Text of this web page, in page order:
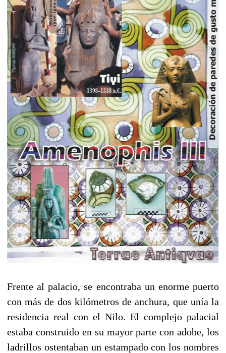
Frente al palacio, se encontraba un enorme puerto
con más de dos kilómetros de anchura, que unía la
residencia real con el Nilo. El complejo palacial
estaba construido en su mayor parte con adobe, los
ladrillos ostentaban un estampado con los nombres